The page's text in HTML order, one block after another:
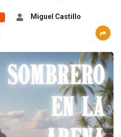
Miguel Castillo